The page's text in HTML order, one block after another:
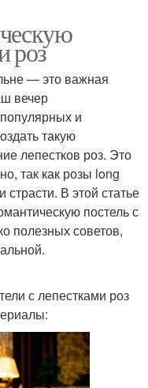
роз
— это важная
вечер
и
такую
лепестков роз. Это
так как розы long
В этой статье
постель с
полезных советов,
с лепестками роз